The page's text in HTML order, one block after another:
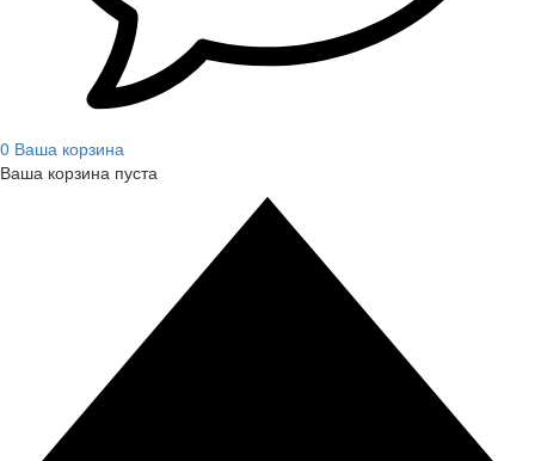
0 Ваша корзина
Ваша корзина пуста